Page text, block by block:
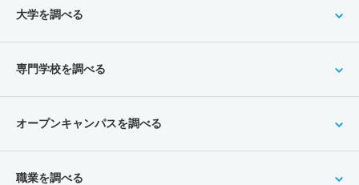
大学を調べる
専門学校を調べる
オープンキャンパスを調べる
職業を調べる